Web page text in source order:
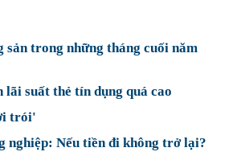
sản trong những tháng cuối năm
lãi suất thẻ tín dụng quá cao
trói'
nghiệp: Nếu tiền đi không trở lại?